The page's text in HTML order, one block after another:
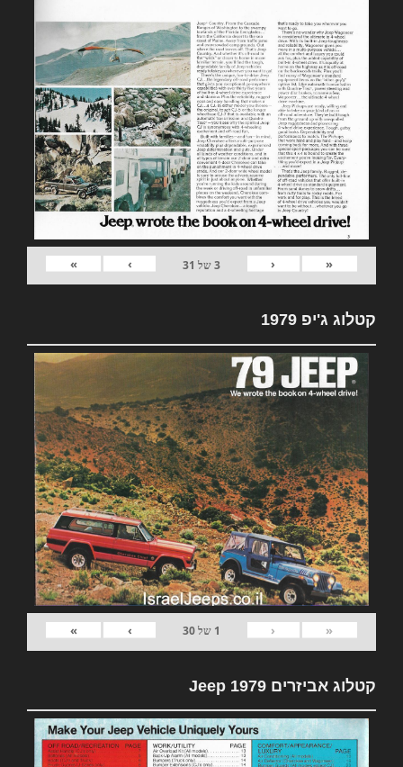
«
‹
3של 31
›
»
קטלוג ג'יפ 1979
«
‹
1 של30
›
»
קטלוג אביזרים 1979 Jeep